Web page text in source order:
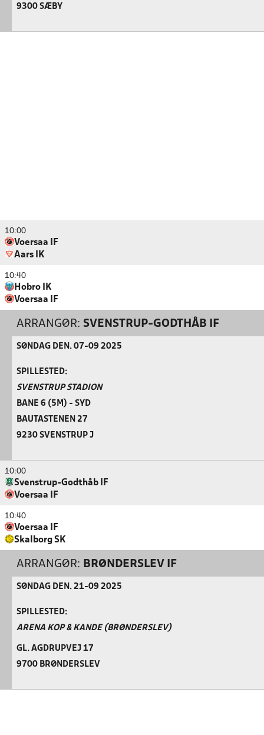
9300 SÆBY
10:00
Voersaa IF
Aars IK
10:40
Hobro IK
Voersaa IF
ARRANGØR: SVENSTRUP-GODTHÅB IF
SØNDAG DEN. 07-09 2025
SPILLESTED:
SVENSTRUP STADION
BANE 6 (5M) - SYD
BAUTASTENEN 27
9230 SVENSTRUP J
10:00
Svenstrup-Godthåb IF
Voersaa IF
10:40
Voersaa IF
Skalborg SK
ARRANGØR: BRØNDERSLEV IF
SØNDAG DEN. 21-09 2025
SPILLESTED:
ARENA KOP & KANDE (BRØNDERSLEV)
GL. AGDRUPVEJ 17
9700 BRØNDERSLEV